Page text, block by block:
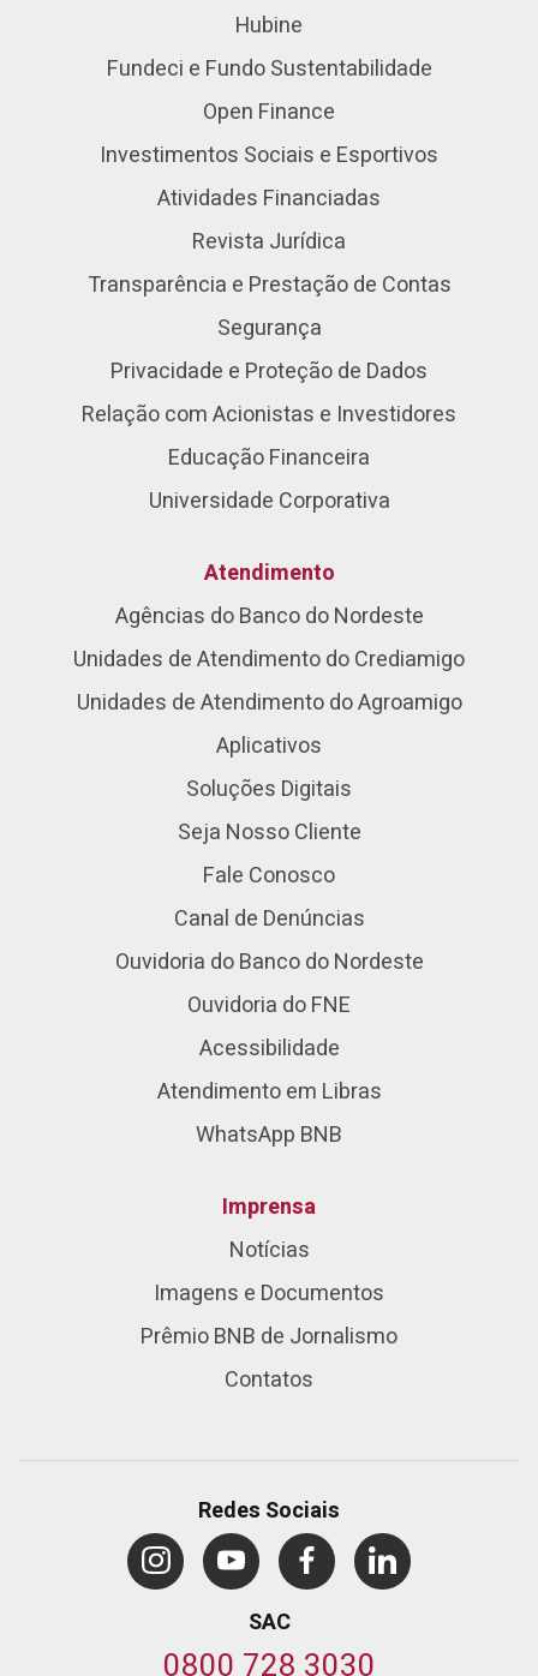
Hubine
Fundeci e Fundo Sustentabilidade
Open Finance
Investimentos Sociais e Esportivos
Atividades Financiadas
Revista Jurídica
Transparência e Prestação de Contas
Segurança
Privacidade e Proteção de Dados
Relação com Acionistas e Investidores
Educação Financeira
Universidade Corporativa
Atendimento
Agências do Banco do Nordeste
Unidades de Atendimento do Crediamigo
Unidades de Atendimento do Agroamigo
Aplicativos
Soluções Digitais
Seja Nosso Cliente
Fale Conosco
Canal de Denúncias
Ouvidoria do Banco do Nordeste
Ouvidoria do FNE
Acessibilidade
Atendimento em Libras
WhatsApp BNB
Imprensa
Notícias
Imagens e Documentos
Prêmio BNB de Jornalismo
Contatos
Redes Sociais
SAC
0800 728 3030